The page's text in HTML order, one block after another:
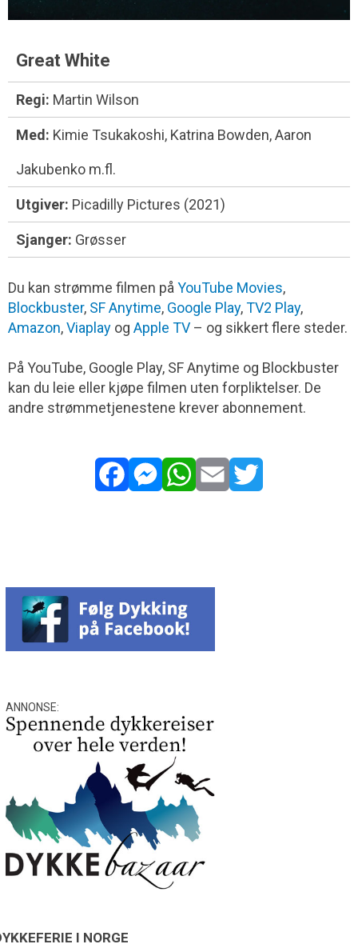
Great White
Regi: Martin Wilson
Med: Kimie Tsukakoshi, Katrina Bowden, Aaron
Jakubenko m.fl.
Utgiver: Picadilly Pictures (2021)
Sjanger: Grøsser
Du kan strømme filmen på YouTube Movies,
Blockbuster, SF Anytime, Google Play,TV2 Play,
Amazon,Viaplay og Apple TV – og sikkert flere steder.
På YouTube, Google Play, SF Anytime og Blockbuster
kan du leie eller kjøpe filmen uten forpliktelser. De
andre strømmetjenestene krever abonnement.
ANNONSE:
I NORGE